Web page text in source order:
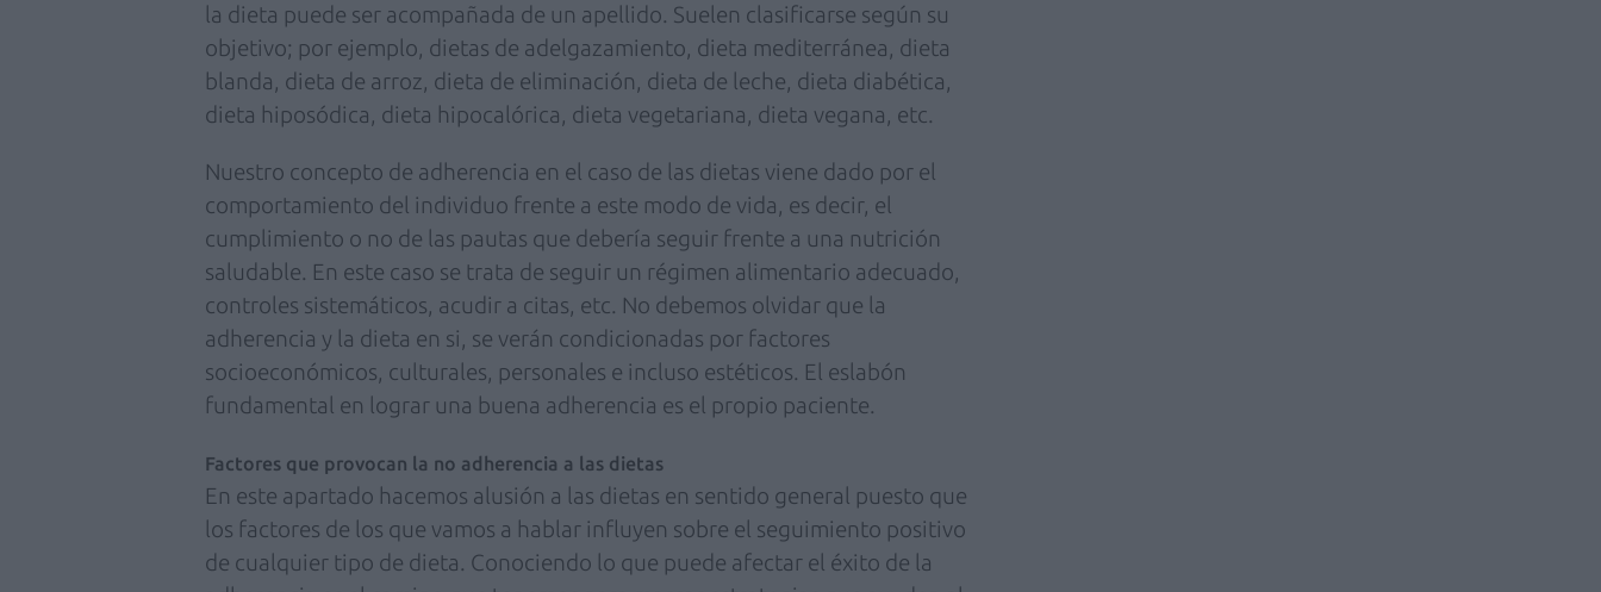
la dieta puede ser acompañada de un apellido. Suelen clasificarse según su
objetivo; por ejemplo, dietas de adelgazamiento, dieta mediterránea, dieta
blanda, dieta de arroz, dieta de eliminación, dieta de leche, dieta diabética,
dieta hiposódica, dieta hipocalórica, dieta vegetariana, dieta vegana, etc.
Nuestro concepto de adherencia en el caso de las dietas viene dado por el
comportamiento del individuo frente a este modo de vida, es decir, el
cumplimiento o no de las pautas que debería seguir frente a una nutrición
saludable. En este caso se trata de seguir un régimen alimentario adecuado,
controles sistemáticos, acudir a citas, etc. No debemos olvidar que la
adherencia y la dieta en si, se verán condicionadas por factores
socioeconómicos, culturales, personales e incluso estéticos. El eslabón
fundamental en lograr una buena adherencia es el propio paciente.
Factores que provocan la no adherencia a las dietas
En este apartado hacemos alusión a las dietas en sentido general puesto que
los factores de los que vamos a hablar influyen sobre el seguimiento positivo
de cualquier tipo de dieta. Conociendo lo que puede afectar el éxito de la